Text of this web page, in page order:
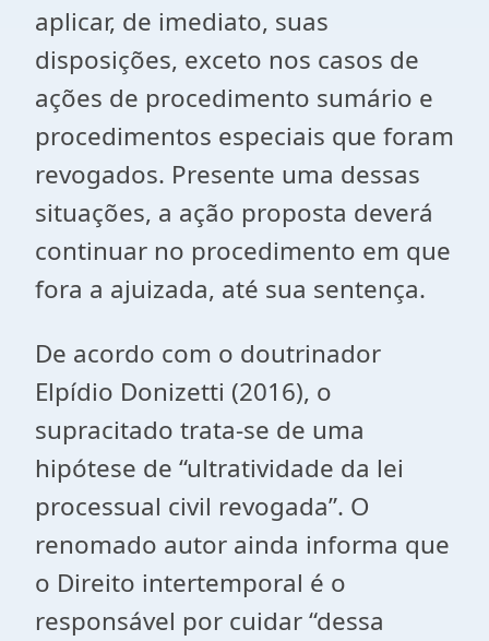
aplicar, de imediato, suas
disposições, exceto nos casos de
ações de procedimento sumário e
procedimentos especiais que foram
revogados. Presente uma dessas
situações, a ação proposta deverá
continuar no procedimento em que
fora a ajuizada, até sua sentença.
De acordo com o doutrinador
Elpídio Donizetti (2016), o
supracitado trata-se de uma
hipótese de “ultratividade da lei
processual civil revogada”. O
renomado autor ainda informa que
o Direito intertemporal é o
responsável por cuidar “dessa